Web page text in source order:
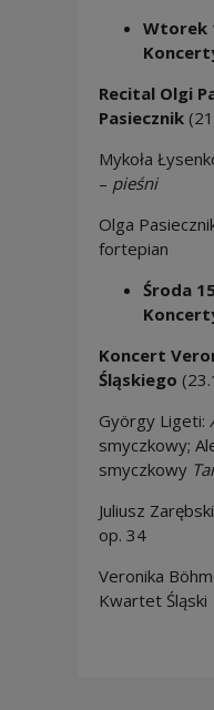
Wtorek
Recital Olgi
Pasiecznik
Mykoła
– pieśni
Olga
fortepian
Środa
Koncert
Śląskiego
György Ligeti:
smyczkowy;
smyczkowy
Juliusz
op. 34
Veronika
Kwartet Śląski